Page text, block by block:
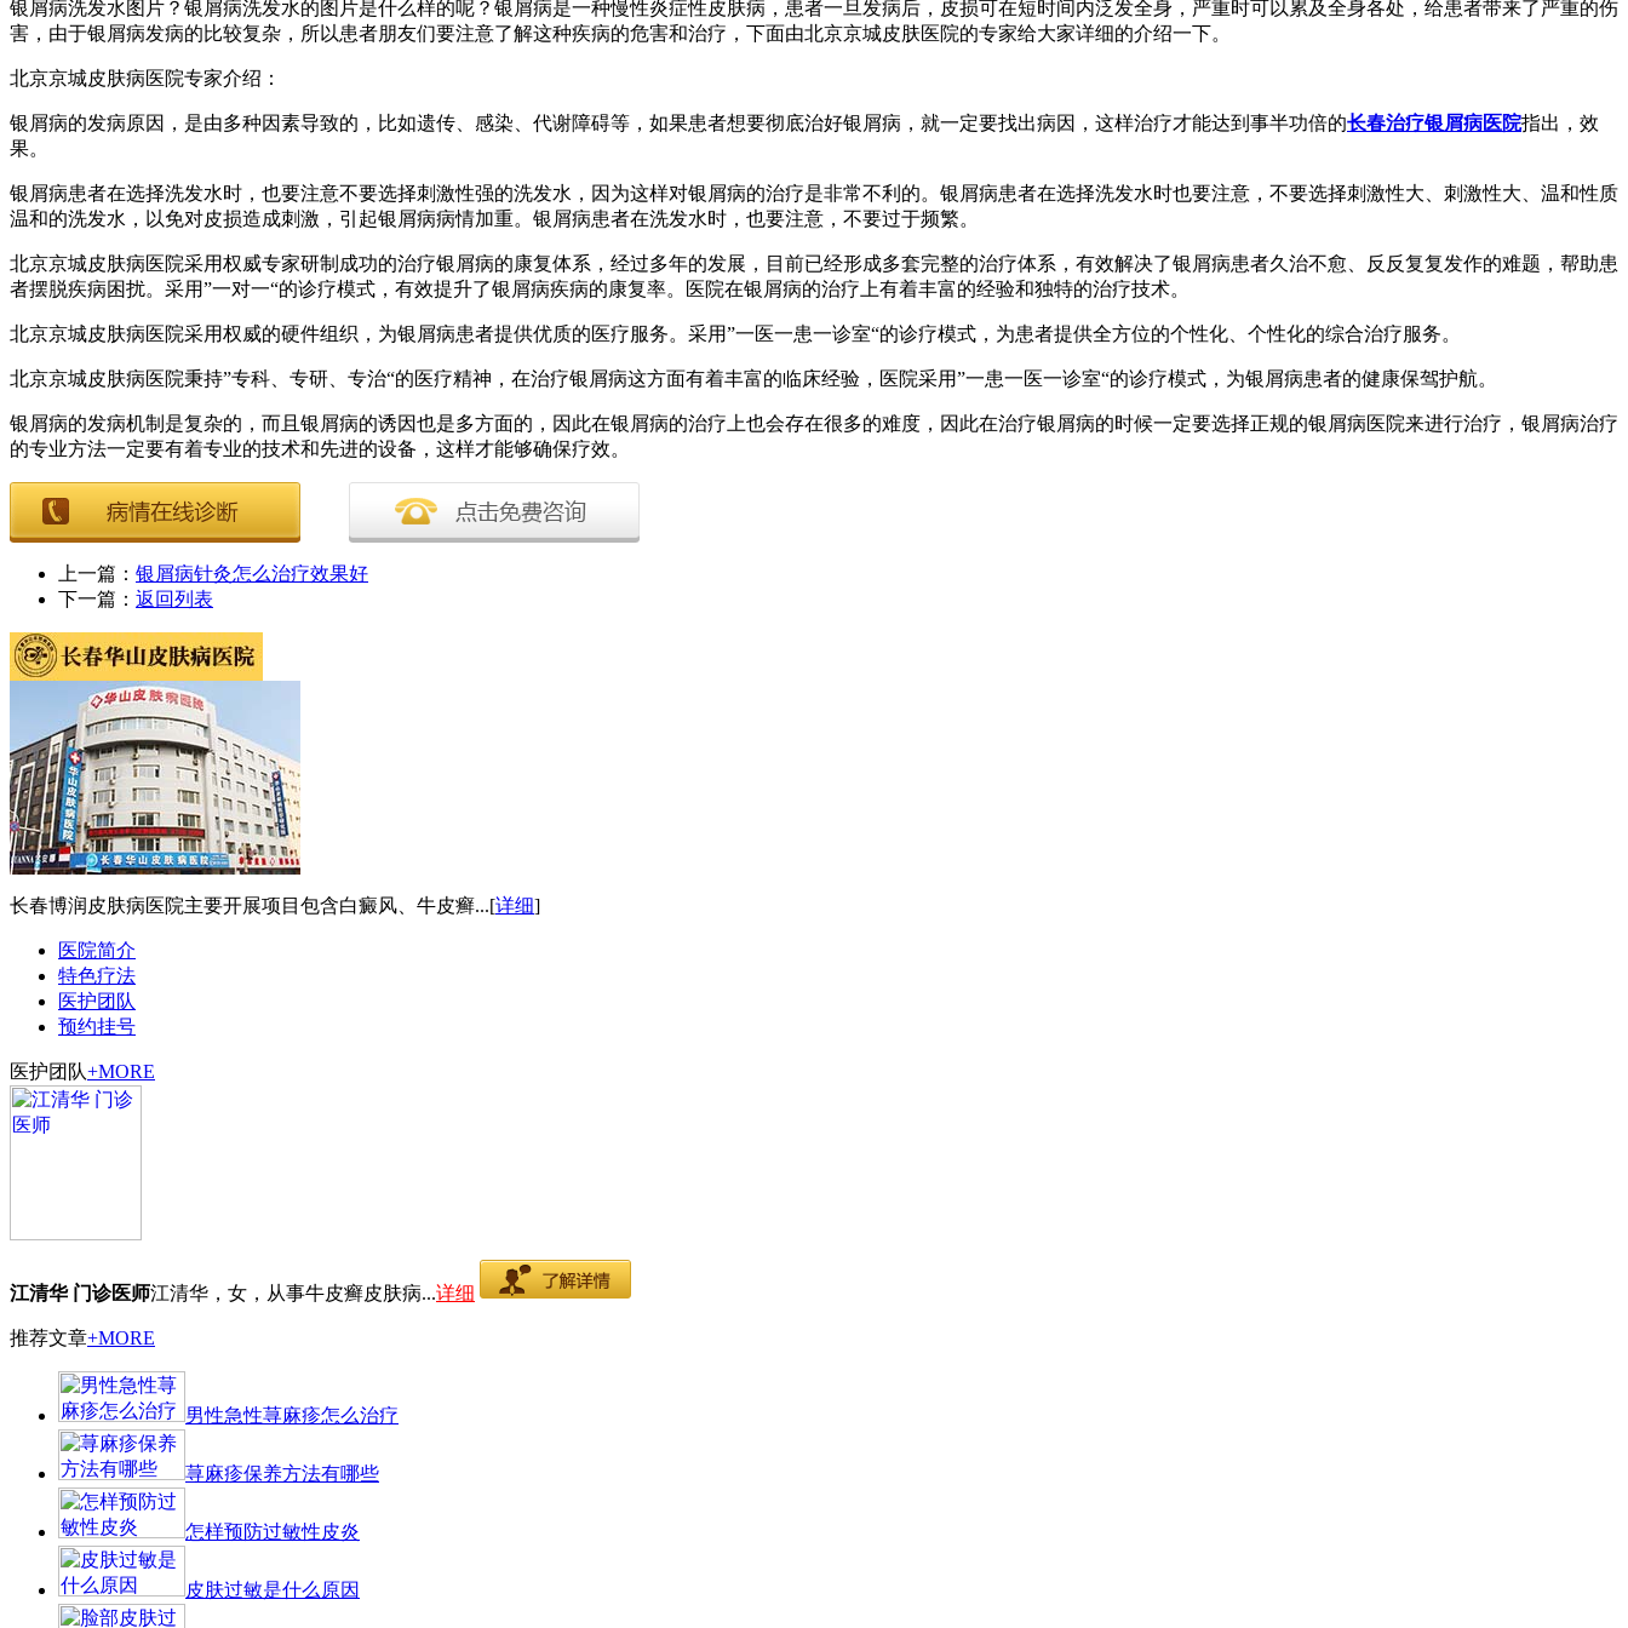
银屑病洗发水图片？银屑病洗发水的图片是什么样的呢？银屑病是一种慢性炎症性皮肤病，患者一旦发病后，皮损可在短时间内泛发全身，严重时可以累及全身各处，给患者带来了严重的伤
害，由于银屑病发病的比较复杂，所以患者朋友们要注意了解这种疾病的危害和治疗，下面由北京京城皮肤医院的专家给大家详细的介绍一下。
北京京城皮肤病医院专家介绍：
银屑病的发病原因，是由多种因素导致的，比如遗传、感染、代谢障碍等，如果患者想要彻底治好银屑病，就一定要找出病因，这样治疗才能达到事半功倍的长春治疗银屑病医院指出，效
果。
银屑病患者在选择洗发水时，也要注意不要选择刺激性强的洗发水，因为这样对银屑病的治疗是非常不利的。银屑病患者在选择洗发水时也要注意，不要选择刺激性大、刺激性大、温和性质
温和的洗发水，以免对皮损造成刺激，引起银屑病病情加重。银屑病患者在洗发水时，也要注意，不要过于频繁。
北京京城皮肤病医院采用权威专家研制成功的治疗银屑病的康复体系，经过多年的发展，目前已经形成多套完整的治疗体系，有效解决了银屑病患者久治不愈、反反复复发作的难题，帮助患
者摆脱疾病困扰。采用”一对一“的诊疗模式，有效提升了银屑病疾病的康复率。医院在银屑病的治疗上有着丰富的经验和独特的治疗技术。
北京京城皮肤病医院采用权威的硬件组织，为银屑病患者提供优质的医疗服务。采用”一医一患一诊室“的诊疗模式，为患者提供全方位的个性化、个性化的综合治疗服务。
北京京城皮肤病医院秉持”专科、专研、专治“的医疗精神，在治疗银屑病这方面有着丰富的临床经验，医院采用”一患一医一诊室“的诊疗模式，为银屑病患者的健康保驾护航。
银屑病的发病机制是复杂的，而且银屑病的诱因也是多方面的，因此在银屑病的治疗上也会存在很多的难度，因此在治疗银屑病的时候一定要选择正规的银屑病医院来进行治疗，银屑病治疗
的专业方法一定要有着专业的技术和先进的设备，这样才能够确保疗效。
上一篇： 银屑病针灸怎么治疗效果好
下一篇： 返回列表
长春博润皮肤病医院主要开展项目包含白癜风、牛皮癣...[详细]
医院简介
特色疗法
医护团队
预约挂号
医护团队+MORE
江清华 门诊医师江清华，女，从事牛皮癣皮肤病...详细
推荐文章+MORE
男性急性荨麻疹怎么治疗
荨麻疹保养方法有哪些
怎样预防过敏性皮炎
皮肤过敏是什么原因